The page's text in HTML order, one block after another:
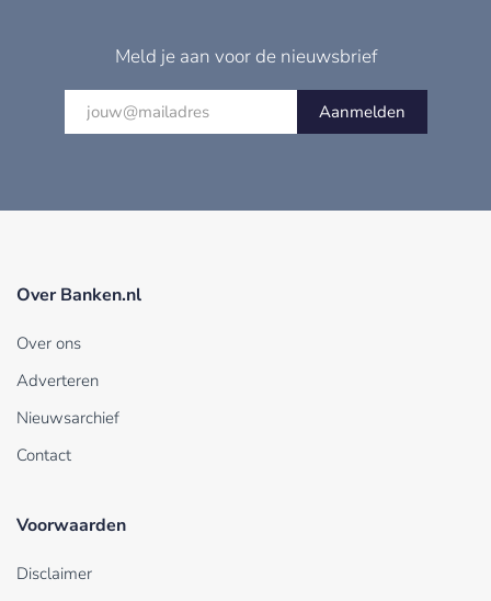
Meld je aan voor de nieuwsbrief
Aanmelden
Over Banken.nl
Over ons
Adverteren
Nieuwsarchief
Contact
Voorwaarden
Disclaimer